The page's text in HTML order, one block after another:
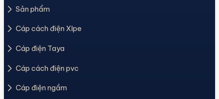
Sản phẩm
Cáp cách điện Xlpe
Cáp điện Taya
Cáp cách điện pvc
Cáp điện ngầm